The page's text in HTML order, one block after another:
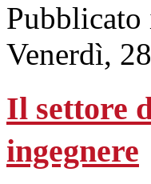
Pubblicato
Venerdì,
Il settore
ingegnere